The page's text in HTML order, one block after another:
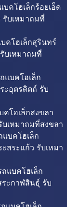
บคโฮเล็กร้อยเอ็ด
รับเหมาถมที่
คโฮเล็กสุรินทร์
บเหมาถมที่
แบคโฮเล็ก
ะอุตรดิตถ์ รับ
คโฮเล็กสงขลา
บเหมาถมที่สงขลา
บคโฮเล็ก
สระแก้ว รับเหมา
แบคโฮเล็ก
ะกาฬสินธุ์ รับ